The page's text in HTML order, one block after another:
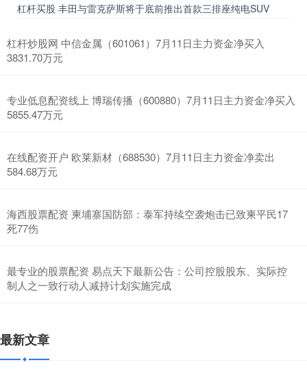
杠杆买股 丰田与雷克萨斯将于底前推出首款三排座纯电SUV
杠杆炒股网 中信金属（601061）7月11日主力资金净买入
3831.70万元
专业低息配资线上 博瑞传播（600880）7月11日主力资金净买入
5855.47万元
在线配资开户 欧莱新材（688530）7月11日主力资金净卖出
584.68万元
海西股票配资 柬埔寨国防部：泰军持续空袭炮击已致柬平民17
死77伤
最专业的股票配资 易点天下最新公告：公司控股股东、实际控
制人之一致行动人减持计划实施完成
最新文章